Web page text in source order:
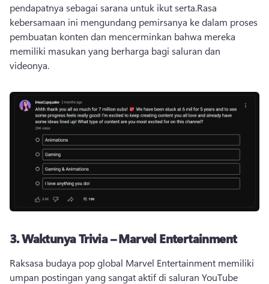
pendapatnya sebagai sarana untuk ikut serta.Rasa
kebersamaan ini mengundang pemirsanya ke dalam proses
pembuatan konten dan mencerminkan bahwa mereka
memiliki masukan yang berharga bagi saluran dan
videonya.
3.Waktunya Trivia – Marvel Entertainment
Raksasa budaya pop global Marvel Entertainment memiliki
umpan postingan yang sangat aktif di saluran YouTube